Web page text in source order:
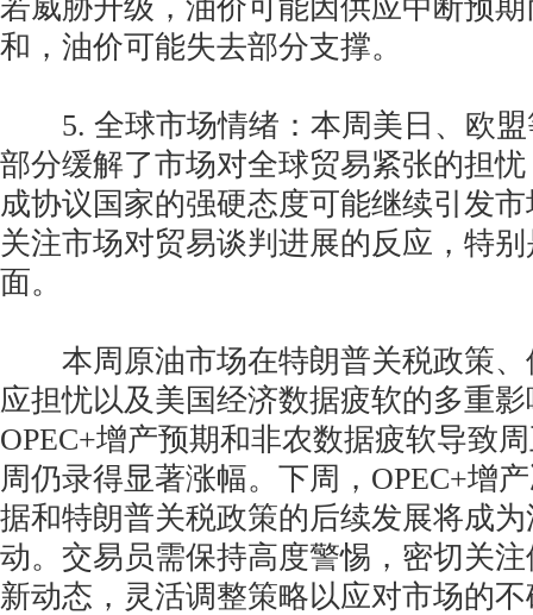
若威胁升级，油价可能因供应中断预
和，油价可能失去部分支撑。
5. 全球市场情绪：本周美日、欧盟
部分缓解了市场对全球贸易紧张的担
成协议国家的强硬态度可能继续引发
关注市场对贸易谈判进展的反应，特
面。
本周原油市场在特朗普关税政策、
应担忧以及美国经济数据疲软的多重
OPEC+增产预期和非农数据疲软导致
周仍录得显著涨幅。下周，OPEC+增
据和特朗普关税政策的后续发展将成
动。交易员需保持高度警惕，密切关
新动态，灵活调整策略以应对市场的